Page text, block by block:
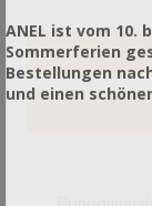
ANEL ist vom 10.
Sommerferien
Bestellungen
und einen